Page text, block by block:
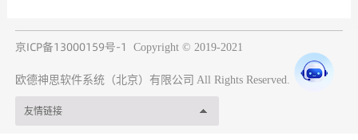
京ICP备13000159号-1 Copyright © 2019-2021
欧德神思软件系统（北京）有限公司 All Rights Reserved.